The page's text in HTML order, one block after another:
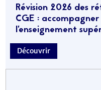
Révision 2026 des
CGE :
l’enseignement
Découvrir